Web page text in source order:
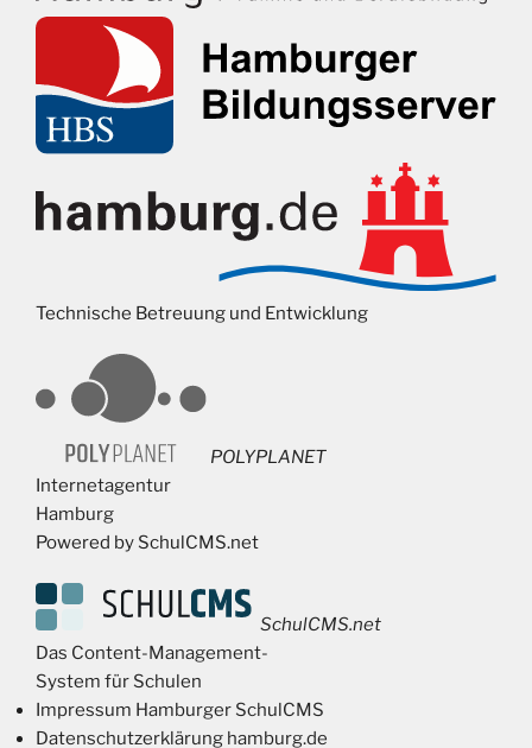
Technische Betreuung und Entwicklung
POLYPLANET
Internetagentur
Hamburg
Powered by SchulCMS.net
SchulCMS.net
Das Content-Management-
System für Schulen
Impressum Hamburger SchulCMS
Datenschutzerklärung hamburg.de